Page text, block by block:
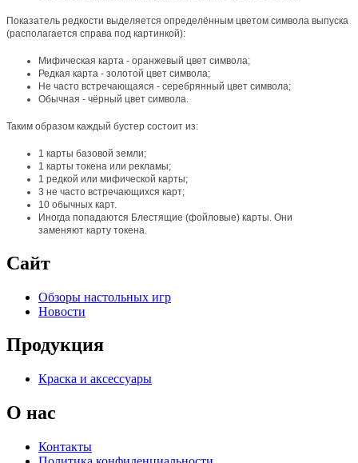
Показатель редкости выделяется определённым цветом символа выпуска
(располагается справа под картинкой):
Мифическая карта - оранжевый цвет символа;
Редкая карта - золотой цвет символа;
Не часто встречающаяся - серебрянный цвет символа;
Обычная - чёрный цвет символа.
Таким образом каждый бустер состоит из:
1 карты базовой земли;
1 карты токена или рекламы;
1 редкой или мифической карты;
3 не часто встречающихся карт;
10 обычных карт.
Иногда попадаются Блестящие (фойловые) карты. Они
заменяют карту токена.
Сайт
Обзоры настольных игр
Новости
Продукция
Краска и аксессуары
О нас
Контакты